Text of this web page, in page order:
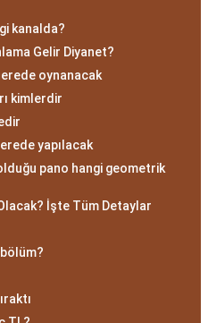
kanalda?
Gelir Diyanet?
oynanacak
kimlerdir
yapılacak
pano hangi geometrik
İşte Tüm Detaylar